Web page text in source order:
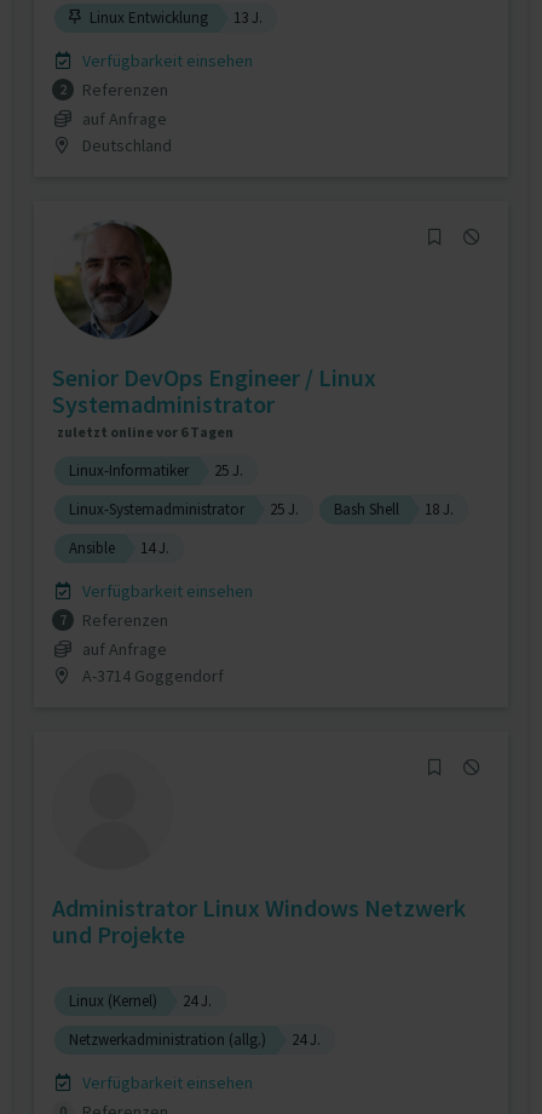
Linux Entwicklung 13 J.
Verfügbarkeit einsehen
2
Referenzen
auf Anfrage
Deutschland
Senior DevOps Engineer / Linux
Systemadministrator
zuletzt online vor 6 Tagen
Linux-Informatiker
25 J.
Linux-Systemadministrator
25 J. Bash Shell
18 J.
Ansible
14 J.
Verfügbarkeit einsehen
7
Referenzen
auf Anfrage
A-3714 Goggendorf
Administrator Linux Windows Netzwerk
und Projekte
Linux (Kernel)
24 J.
Netzwerkadministration (allg.)
24 J.
Verfügbarkeit einsehen